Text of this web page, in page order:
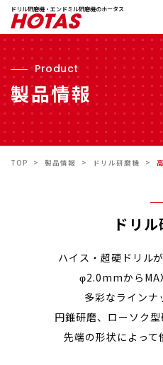
ドリル研磨機・エンドミル研磨機のホータス
鉄骨ドリル
その他
デモサービス
海外輸出仕入先様
国内代理店様
会社情報
TEL.06-
Product
製品情報
TOP > 製品情報 > ドリル研磨機 >
ドリ
ハイス・超硬ドリル
φ2.0mmから
多彩なラインナ
円錐研磨、ローソク型
先端の形状によって